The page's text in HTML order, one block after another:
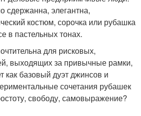
сдержанна, элегантна,
костюм, сорочка или рубашка
в пастельных тонах.
для рисковых,
выходящих за привычные рамки,
как базовый дуэт джинсов и
сочетания рубашек
свободу, самовыражение?